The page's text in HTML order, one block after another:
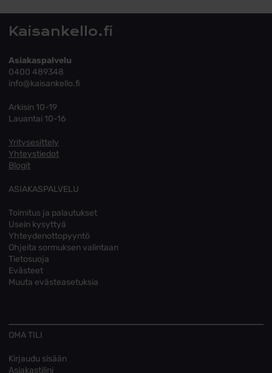
Kaisankello.fi
Asiakaspalvelu
0400 489348
info@kaisankello.fi
Arkisin 10-19
Lauantai 10-16
Yritysesittely
Yhteystiedot
Blogit
ASIAKASPALVELU
Toimitus ja palautukset
Usein kysyttyä
Yhteydenottopyyntö
Ohjeita sormuksen valintaan
Tietosuoja
Evästeet
Muuta evästeasetuksia
OMA TILI
Kirjaudu sisään
Asiakastilini